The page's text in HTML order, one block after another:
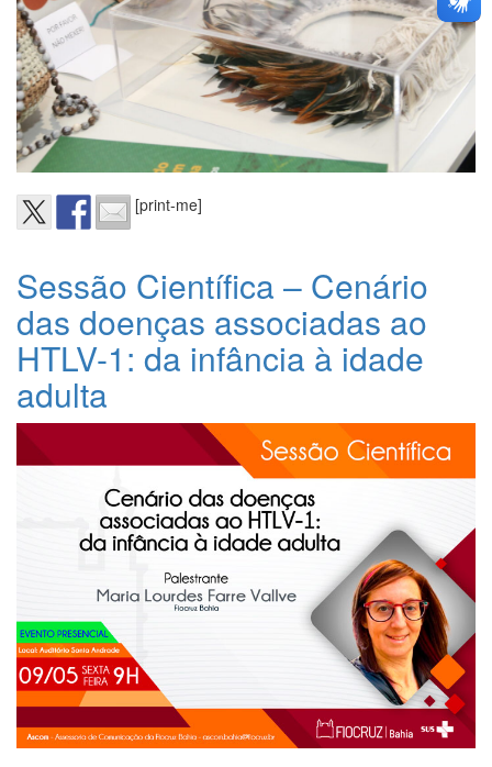
[print-me]
Sessão Científica – Cenário
das doenças associadas ao
HTLV-1: da infância à idade
adulta